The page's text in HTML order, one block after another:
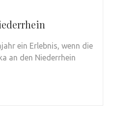
ein Erlebnis, wenn die
an den Niederrhein